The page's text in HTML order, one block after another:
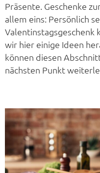
Präsente. Geschenke
allem eins: Persönlich
Valentinstagsgeschenk
wir hier einige Ideen
können diesen
nächsten Punkt